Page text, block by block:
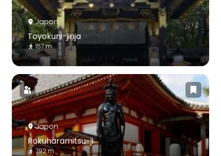
Japon
Toyokuni-jinja
157 m
Japon
Rokuharamitsu-ji
792 m